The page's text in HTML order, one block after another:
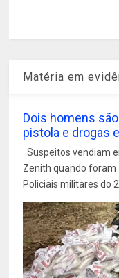
Matéria em
Dois homens
pistola e drogas
Suspeitos vendiam
Zenith quando foram
Policiais militares do